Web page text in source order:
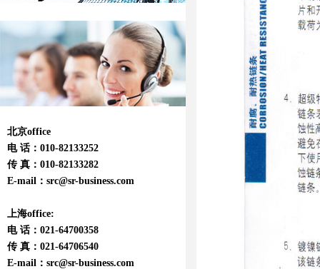
北京office
电 话：010-82133252
传 真：010-82133282
E-mail： src@sr-business.com
上海office:
电 话：021-64700358
传 真：021-64706540
E-mail： src@sr-business.com